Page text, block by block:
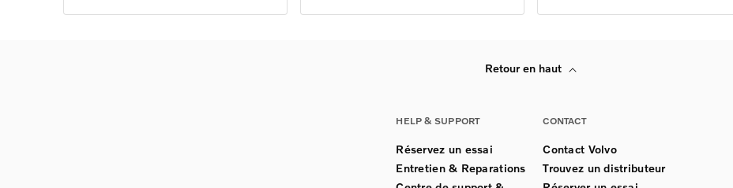
Retour en haut
HELP & SUPPORT
Réservez un essai
Entretien & Reparations
CONTACT
Contact Volvo
Trouvez un distributeur